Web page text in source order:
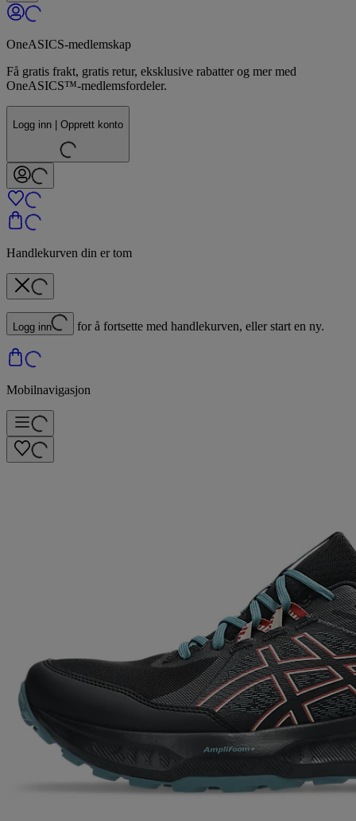
OneASICS-medlemskap
Få gratis frakt, gratis retur, eksklusive rabatter og mer med
OneASICS™-medlemsfordeler.
Logg inn | Opprett konto
Handlekurven din er tom
Logg inn for å fortsette med handlekurven, eller start en ny.
Mobilnavigasjon